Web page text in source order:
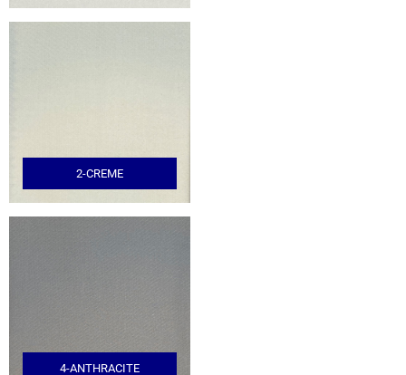
2-CREME
4-ANTHRACITE